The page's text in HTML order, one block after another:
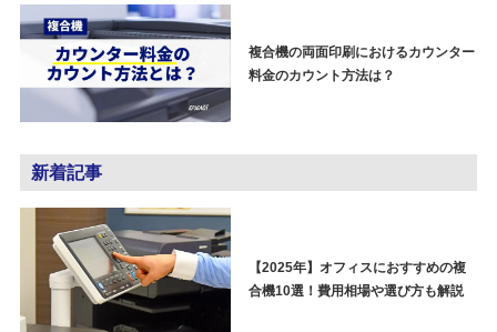
複合機の両面印刷におけるカウンター
料金のカウント方法は？
新着記事
【2025年】オフィスにおすすめの複
合機10選！費用相場や選び方も解説